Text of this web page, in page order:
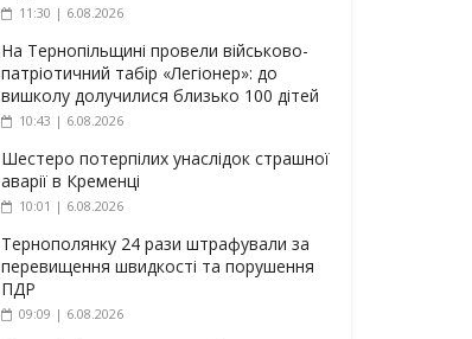
11:30 | 6.08.2026
На Тернопільщині провели військово-
патріотичний табір «Легіонер»: до
вишколу долучилися близько 100 дітей
10:43 | 6.08.2026
Шестеро потерпілих унаслідок страшної
аварії в Кременці
10:01 | 6.08.2026
Тернополянку 24 рази штрафували за
перевищення швидкості та порушення
ПДР
09:09 | 6.08.2026